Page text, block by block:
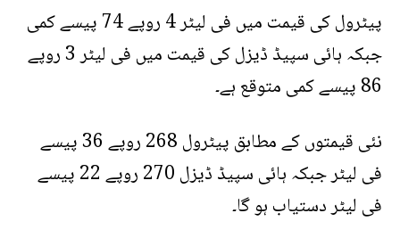
پیٹرول کی قیمت میں فی لیٹر 4 روپے 74 پیسے کمی
جبکہ ہائی سپیڈ ڈیزل کی قیمت میں فی لیٹر 3 روپے
86 پیسے کمی متوقع ہے۔
نئی قیمتوں کے مطابق پیٹرول 268 روپے 36 پیسے
فی لیٹر جبکہ ہائی سپیڈ ڈیزل 270 روپے 22 پیسے
فی لیٹر دستیاب ہو گا۔